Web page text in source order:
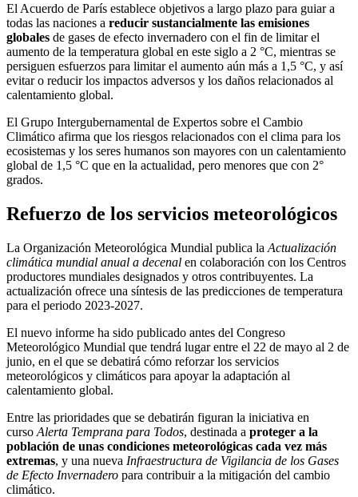
El Acuerdo de París establece objetivos a largo plazo para guiar a
todas las naciones a reducir sustancialmente las emisiones
globales de gases de efecto invernadero con el fin de limitar el
aumento de la temperatura global en este siglo a 2 °C, mientras se
persiguen esfuerzos para limitar el aumento aún más a 1,5 °C, y así
evitar o reducir los impactos adversos y los daños relacionados al
calentamiento global.
El Grupo Intergubernamental de Expertos sobre el Cambio
Climático afirma que los riesgos relacionados con el clima para los
ecosistemas y los seres humanos son mayores con un calentamiento
global de 1,5 °C que en la actualidad, pero menores que con 2°
grados.
Refuerzo de los servicios meteorológicos
La Organización Meteorológica Mundial publica la Actualización
climática mundial anual a decenal en colaboración con los Centros
productores mundiales designados y otros contribuyentes. La
actualización ofrece una síntesis de las predicciones de temperatura
para el periodo 2023-2027.
El nuevo informe ha sido publicado antes del Congreso
Meteorológico Mundial que tendrá lugar entre el 22 de mayo al 2 de
junio, en el que se debatirá cómo reforzar los servicios
meteorológicos y climáticos para apoyar la adaptación al
calentamiento global.
Entre las prioridades que se debatirán figuran la iniciativa en
curso Alerta Temprana para Todos, destinada a proteger a la
población de unas condiciones meteorológicas cada vez más
extremas, y una nueva Infraestructura de Vigilancia de los Gases
de Efecto Invernadero para contribuir a la mitigación del cambio
climático.